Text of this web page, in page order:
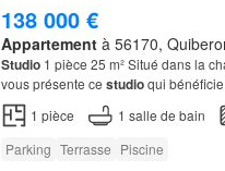
138 000 €
Appartementà 56170,
Studio1 pièce 25 m² Situé dans la
vous présente ce studioqui bénéficie
parking privé extérieur est
1 pièce 1 salle de bain
Parking Terrasse Piscine